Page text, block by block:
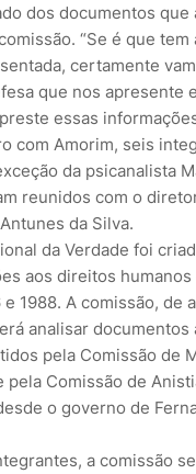
dos documentos que
“Se é que tem
certamente
que nos apresente
essas
com Amorim, seis
da psicanalista
reunidos com o
da Silva.
da Verdade foi
aos direitos
1988. A comissão, de
analisar documentos
pela Comissão de
pela Comissão de
o governo de
a comissão